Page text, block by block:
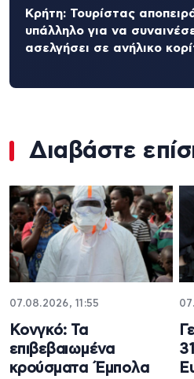
Κρήτη: Τουρίστας
υπάλληλο για να
ασελγήσει σε ανήλικο
Διαβάστε
07.08.2026, 11:55
Κονγκό: Τα
επιβεβαιωμένα
κρούσματα Έμπολα